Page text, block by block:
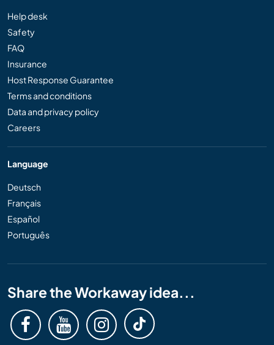
Help desk
Safety
FAQ
Insurance
Host Response Guarantee
Terms and conditions
Data and privacy policy
Careers
Language
Deutsch
Français
Español
Português
Share the Workaway idea...